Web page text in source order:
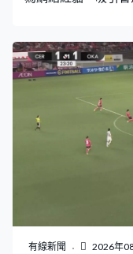
觀，不過Nimis有時
跑跳跳。 Nimis居住
爾的家貓，牠身上
當初為了慎防牠失
走，被鄰居形容是
上「警察」的貼紙
成貓警員，意外成
段。不過最終她的
注意，多條片段有
的萬人迷，爭相要
有線新聞 2026年